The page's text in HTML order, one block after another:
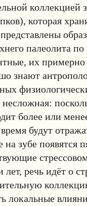
коллекцией
которая
палеолита
их примерно
знают
более или
будут
на зубе появятся
речь идёт о
локальные